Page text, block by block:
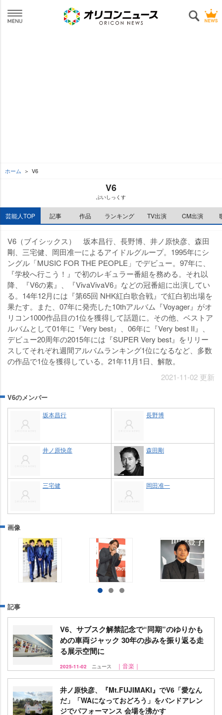
ホーム V6
V6
ぶいしっくす
芸能人TOP 記事 作品 ランキング TV出演 CM出演
V6（ブイシックス） 坂本昌行、長野博、井ノ原快彦、森田
剛、三宅健、岡田准一によるアイドルグループ。1995年にシ
ングル「MUSIC FOR THE PEOPLE」でデビュー。97年に、
『学校へ行こう！』で初のレギュラー番組を務める。それ以
降、『V6の素』、『VivaVivaV6』などの冠番組に出演してい
る。14年12月には『第65回 NHK紅白歌合戦』で紅白初出場を
果たす。また、07年に発売した10thアルバム『Voyager』がオ
リコン1000作品目の1位を獲得して話題に。その他、ベストア
ルバムとして01年に『Very best』、06年に『Very best II』、
デビュー20周年の2015年には『SUPER Very best』をリリー
スしてそれぞれ週間アルバムランキング1位になるなど、多数
の作品で1位を獲得している。21年11月1日、解散。
2021-11-02 更新
V6のメンバー
坂本昌行 長野博
井ノ原快彦 森田剛
三宅健 岡田准一
画像
記事
V6、サブスク解禁記念で“同期”のゆりかも
めの車両ジャック 30年の歩みを振り返る走
る展示空間に
2025-11-02 ニュース ｜音楽｜
井ノ原快彦、『Mt.FUJIMAKI』でV6「愛なん
だ」「WAになっておどろう」をバンドアレン
ジでパフォーマンス 会場を沸かす